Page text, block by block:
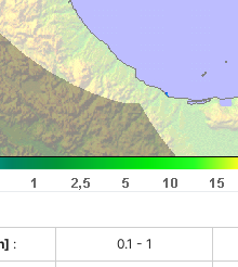
: 0.1 - 1